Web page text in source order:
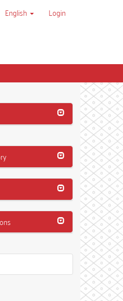
English Login